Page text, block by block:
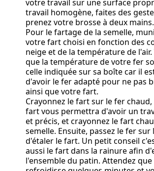
votre travail sur une surface
travail homogène, faites des
prenez votre brosse à deux mains.
Pour le fartage de la semelle,
votre fart choisi en fonction des
neige et de la température de
que la température de votre fer
celle indiquée sur sa boîte car il
d'avoir le fer adapté pour ne pas
ainsi que votre fart.
Crayonnez le fart sur le fer
fart vous permettra d'avoir un
et précis, et crayonnez le fart
semelle. Ensuite, passez le fer
d'étaler le fart. Un petit conseil
aussi le fart dans la rainure afin
l'ensemble du patin. Attendez